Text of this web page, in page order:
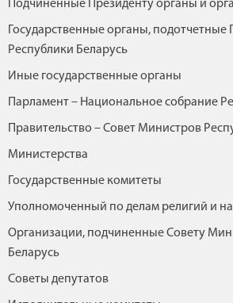
Подчиненные Президенту органы и
Государственные органы, подотчетные
Республики Беларусь
Иные государственные органы
Парламент – Национальное собрание
Правительство – Совет Министров
Министерства
Государственные комитеты
Уполномоченный по делам религий и
Организации, подчиненные Совету
Беларусь
Советы депутатов